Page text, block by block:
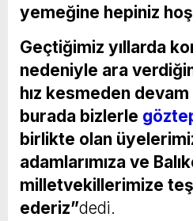
yemeğine hepiniz
Geçtiğimiz yıllarda
nedeniyle ara
hız kesmeden
burada bizlerle
birlikte olan
adamlarımıza ve
milletvekillerimize
ederiz”dedi.